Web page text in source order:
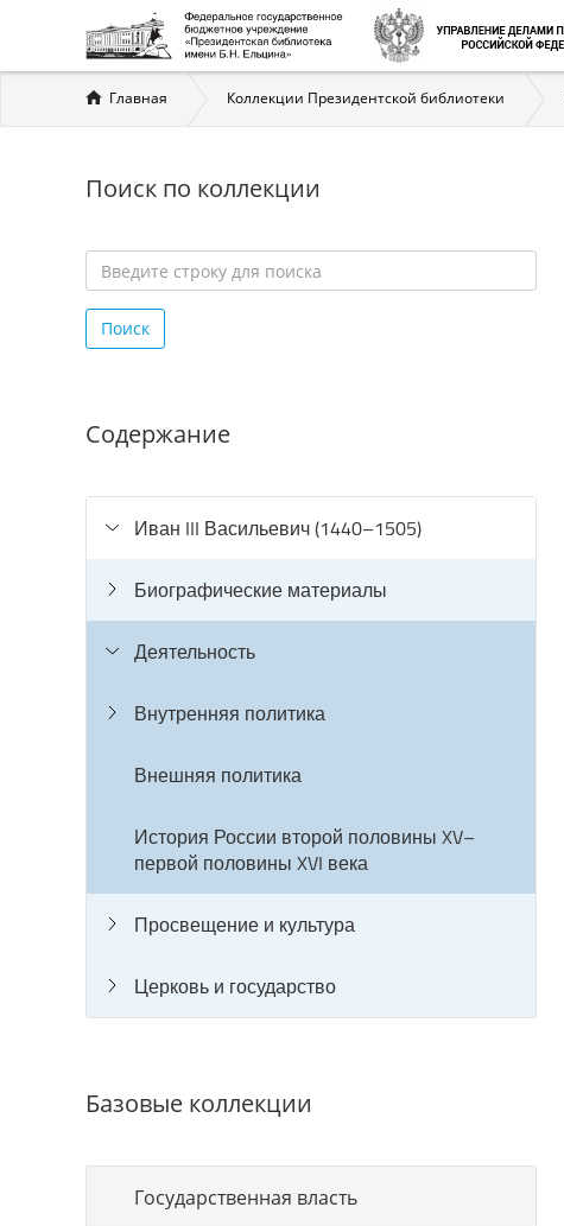
Вы
здесь
Главная Коллекции Президентской библиотеки
Поиск по коллекции
строку
для
Поиск
Содержание
Иван III Васильевич (1440–1505)
Биографические материалы
Деятельность
Внутренняя политика
Внешняя политика
История России второй половины XV–
первой половины XVI века
Просвещение и культура
Церковь и государство
Базовые коллекции
Государственная власть